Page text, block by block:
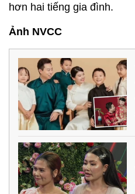
hơn hai tiếng gia đình.
Ảnh NVCC